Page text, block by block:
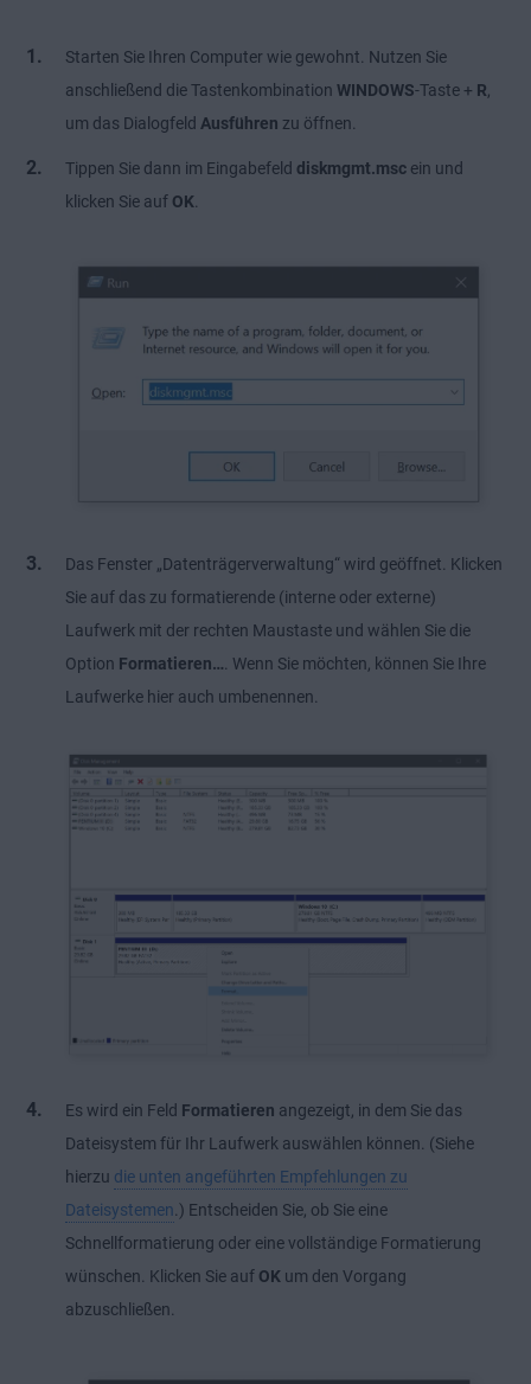
Starten Sie Ihren Computer wie gewohnt. Nutzen Sie
anschließend die Tastenkombination WINDOWS-Taste + R
um das Dialogfeld Ausführen zu öffnen.
Tippen Sie dann im Eingabefeld diskmgmt.msc ein und
klicken Sie auf OK
Das Fenster „Datenträgerverwaltung“ wird geöffnet. Klicken
Sie auf das zu formatierende (interne oder externe)
Laufwerk mit der rechten Maustaste und wählen Sie die
Option Formatieren…. Wenn Sie möchten, können Sie Ihre
Laufwerke hier auch umbenennen.
Es wird ein Feld Formatieren angezeigt, in dem Sie das
Dateisystem für Ihr Laufwerk auswählen können. (Siehe
hierzu die unten angeführten Empfehlungen zu
Dateisystemen .) Entscheiden Sie, ob Sie eine
Schnellformatierung oder eine vollständige Formatierung
wünschen. Klicken Sie auf OK um den Vorgang
abzuschließen.